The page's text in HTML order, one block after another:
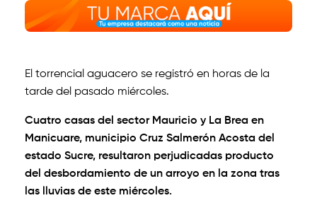
El torrencial aguacero se registró en horas de la
tarde del pasado miércoles.
Cuatro casas del sector Mauricio y La Brea en
Manicuare, municipio Cruz Salmerón Acosta del
estado Sucre, resultaron perjudicadas producto
del desbordamiento de un arroyo en la zona tras
las lluvias de este miércoles.